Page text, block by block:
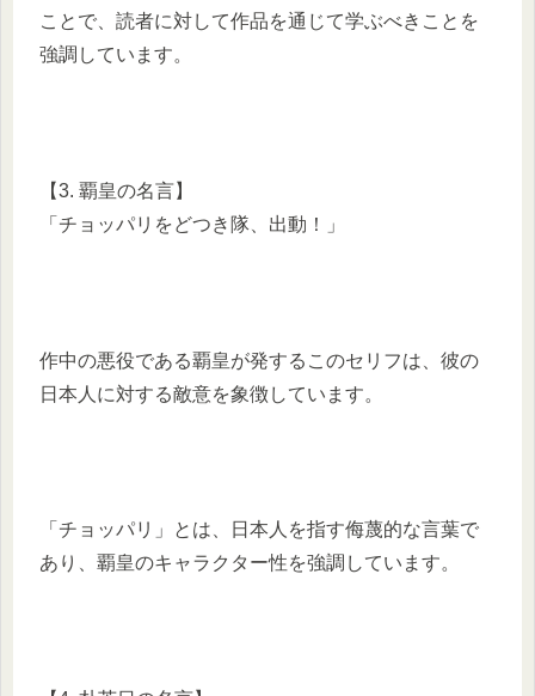
ことで、読者に対して作品を通じて学ぶべきことを
強調しています。
【3. 覇皇の名言】
「チョッパリをどつき隊、出動！」
作中の悪役である覇皇が発するこのセリフは、彼の
日本人に対する敵意を象徴しています。
「チョッパリ」とは、日本人を指す侮蔑的な言葉で
あり、覇皇のキャラクター性を強調しています。